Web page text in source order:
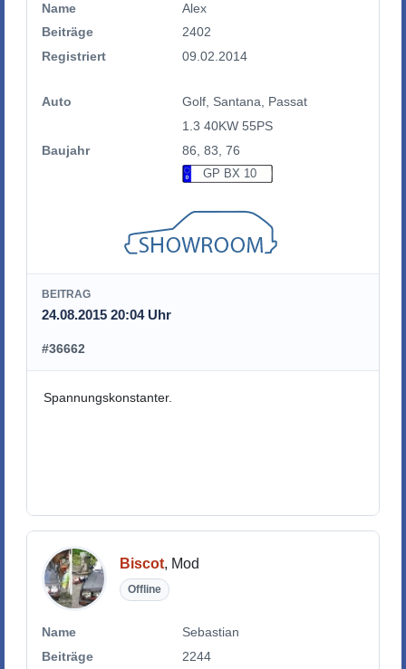
Name
Alex
Beiträge
2402
Registriert
09.02.2014
Auto
Golf, Santana, Passat
1.3 40KW 55PS
Baujahr
86, 83, 76
GP BX 10
BEITRAG
24.08.2015 20:04 Uhr
#36662
Spannungskonstanter.
Biscot, Mod
Offline
Name
Sebastian
Beiträge
2244